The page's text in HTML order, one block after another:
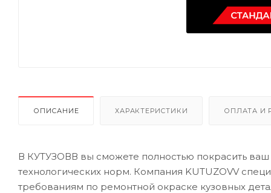
ОПИСАНИЕ ХАРАКТЕРИСТИКИ ОПЛАТА И
В КУТУЗОВВ вы сможете полностью покрасить
технологических норм. Компания KUTUZOVV
требованиям по ремонтной окраске кузовных